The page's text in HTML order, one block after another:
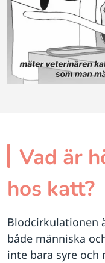
Vad är
hos katt?
Blodcirkulationen
både människa
inte bara syre